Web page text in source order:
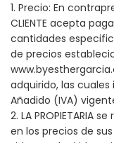
1. Precio: En
CLIENTE acepta
cantidades
de precios
adquirido, las
Añadido (IVA)
2. LA PROPIETARIA
en los precios de